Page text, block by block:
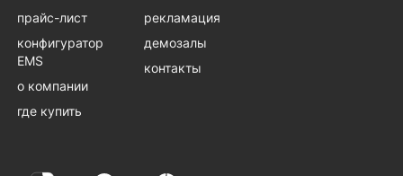
прайс-лист
конфигуратор
EMS
о компании
где купить
рекламация
демозалы
контакты